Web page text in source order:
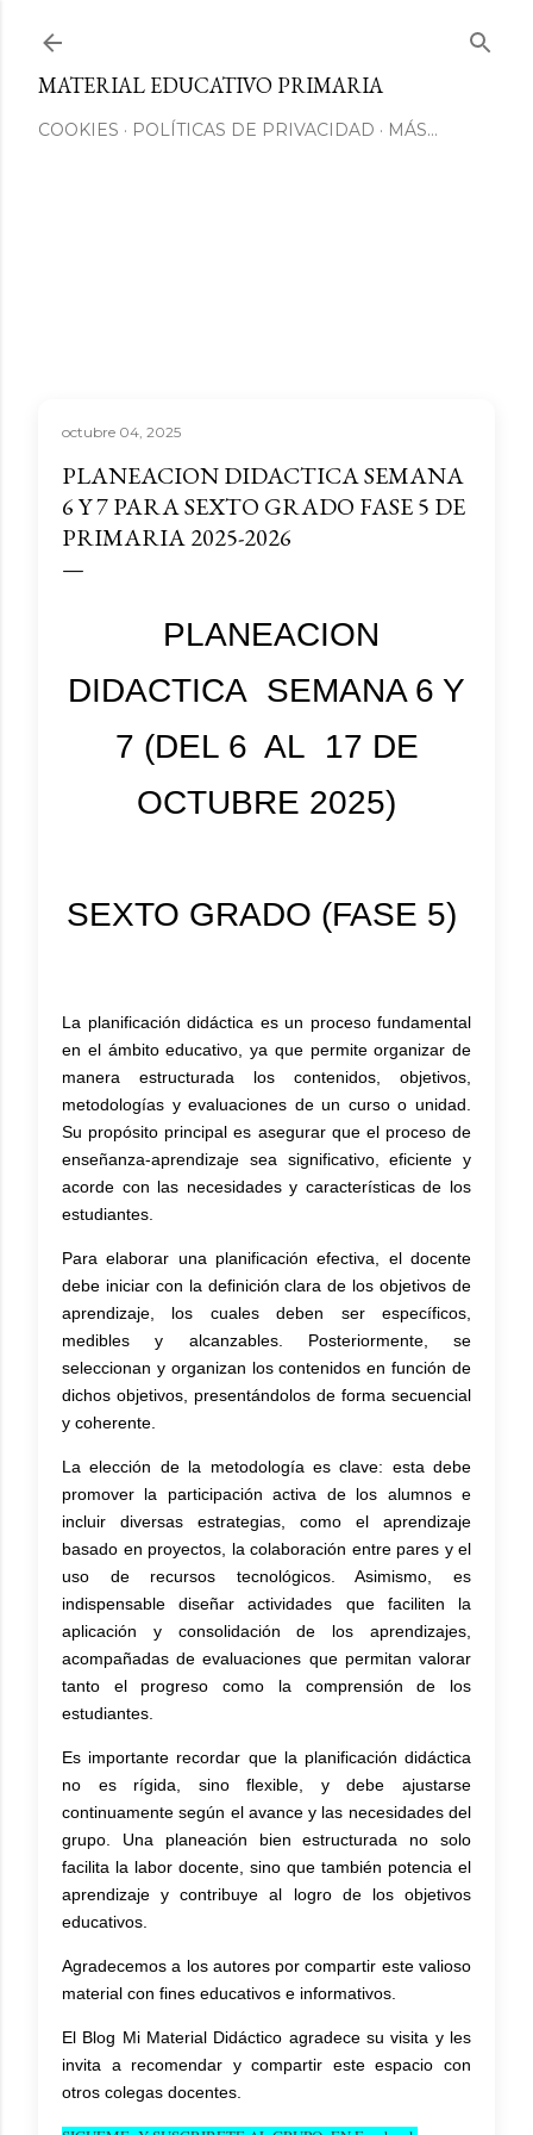
MATERIAL EDUCATIVO PRIMARIA
COOKIES POLÍTICAS DE PRIVACIDAD MÁS…
octubre 04, 2025
PLANEACION DIDACTICA SEMANA
6 Y 7 PARA SEXTO GRADO FASE 5 DE
PRIMARIA 2025-2026
PLANEACION
DIDACTICA SEMANA 6 Y
7 (DEL 6 AL 17 DE
OCTUBRE 2025)
SEXTO GRADO (FASE 5)
La planificación didáctica es un proceso fundamental
en el ámbito educativo, ya que permite organizar de
manera estructurada los contenidos, objetivos,
metodologías y evaluaciones de un curso o unidad.
Su propósito principal es asegurar que el proceso de
enseñanza-aprendizaje sea significativo, eficiente y
acorde con las necesidades y características de los
estudiantes.
Para elaborar una planificación efectiva, el docente
debe iniciar con la definición clara de los objetivos de
aprendizaje, los cuales deben ser específicos,
medibles y alcanzables. Posteriormente, se
seleccionan y organizan los contenidos en función de
dichos objetivos, presentándolos de forma secuencial
y coherente.
La elección de la metodología es clave: esta debe
promover la participación activa de los alumnos e
incluir diversas estrategias, como el aprendizaje
basado en proyectos, la colaboración entre pares y el
uso de recursos tecnológicos. Asimismo, es
indispensable diseñar actividades que faciliten la
aplicación y consolidación de los aprendizajes,
acompañadas de evaluaciones que permitan valorar
tanto el progreso como la comprensión de los
estudiantes.
Es importante recordar que la planificación didáctica
no es rígida, sino flexible, y debe ajustarse
continuamente según el avance y las necesidades del
grupo. Una planeación bien estructurada no solo
facilita la labor docente, sino que también potencia el
aprendizaje y contribuye al logro de los objetivos
educativos.
Agradecemos a los autores por compartir este valioso
material con fines educativos e informativos.
El Blog Mi Material Didáctico agradece su visita y les
invita a recomendar y compartir este espacio con
otros colegas docentes.